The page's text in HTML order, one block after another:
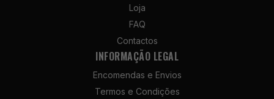
Loja
FAQ
Contactos
INFORMAÇÃO LEGAL
Encomendas e Envios
Termos e Condições
e a estrutura
do site, com